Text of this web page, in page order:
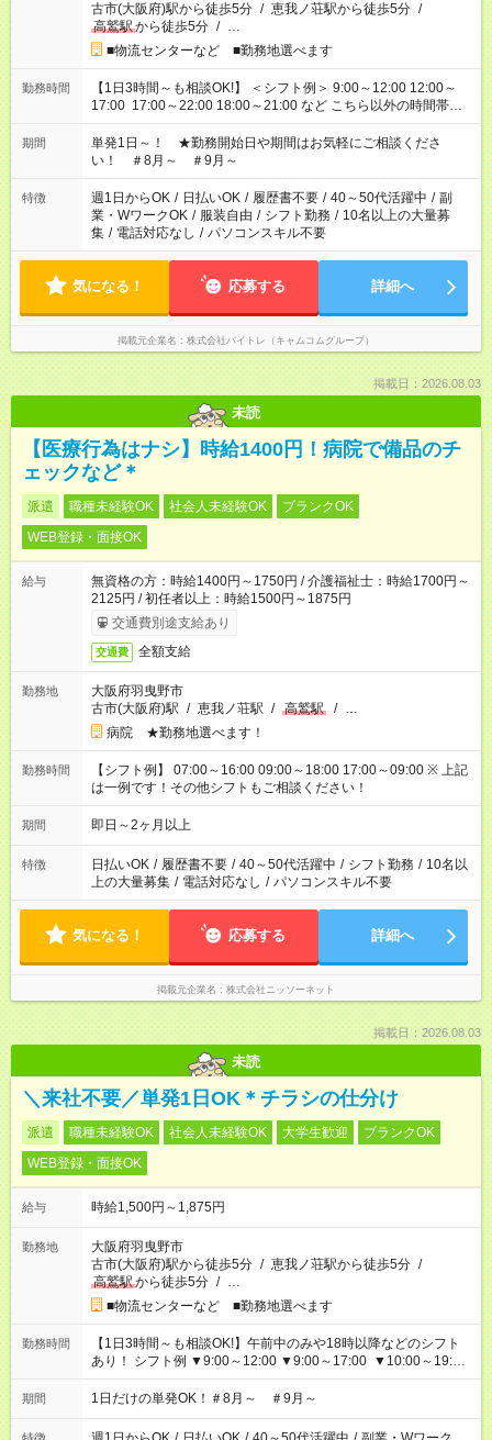
古市(大阪府)駅から徒歩5分 / 恵我ノ荘駅から徒歩5分 /
高鷲駅から徒歩5分 / …
■物流センターなど ■勤務地選べます
勤務時間
【1日3時間～も相談OK!】 ＜シフト例＞ 9:00～12:00 12:00～
17:00 17:00～22:00 18:00～21:00 など こちら以外の時間帯も
お気軽にご相談ください！
期間
単発1日～！ ★勤務開始日や期間はお気軽にご相談くださ
い！ ＃8月～ ＃9月～
特徴 週1日からOK / 日払いOK / 履歴書不要 / 40～50代活躍中 / 副
業・WワークOK / 服装自由 / シフト勤務 / 10名以上の大量募
集 / 電話対応なし / パソコンスキル不要
気になる！ 応募する 詳細へ
掲載元企業名 株式会社バイトレ（キャムコムグループ）
掲載日：2026.08.03
未読
【医療行為はナシ】時給1400円！病院で備品のチ
ェックなど＊
派遣 職種未経験OK 社会人未経験OK
ブランクOK
WEB登録・面接OK
給与
無資格の方：時給1400円～1750円 / 介護福祉士：時給1700円～
2125円 / 初任者以上：時給1500円～1875円
交通費別途支給あり
交通費 全額支給
勤務地
大阪府羽曳野市
古市(大阪府)駅 / 恵我ノ荘駅 / 高鷲駅 / …
病院 ★勤務地選べます！
勤務時間
【シフト例】 07:00～16:00 09:00～18:00 17:00～09:00 ※ 上記
は一例です！その他シフトもご相談ください！
期間 即日～2ヶ月以上
特徴 日払いOK / 履歴書不要 / 40～50代活躍中 / シフト勤務 / 10名以
上の大量募集 / 電話対応なし / パソコンスキル不要
気になる！ 応募する 詳細へ
掲載元企業名 株式会社ニッソーネット
掲載日：2026.08.03
未読
＼来社不要／単発1日OK＊チラシの仕分け
派遣 職種未経験OK 社会人未経験OK 大学生歓迎
ブランクOK
WEB登録・面接OK
給与 時給1,500円～1,875円
勤務地
大阪府羽曳野市
古市(大阪府)駅から徒歩5分 / 恵我ノ荘駅から徒歩5分 /
高鷲駅から徒歩5分 / …
■物流センターなど ■勤務地選べます
勤務時間
【1日3時間～も相談OK!】午前中のみや18時以降などのシフト
あり！ シフト例 ▼9:00～12:00 ▼9:00～17:00 ▼10:00～19:00
▼18:00～21:00
期間 1日だけの単発OK！＃8月～ ＃9月～